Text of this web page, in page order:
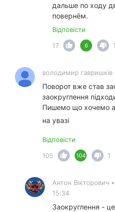
дальше по ходу
повернём.
Відповісти
17
6
володимир гавришків
Поворот вже став
заокруглення
Пишемо що хочемо
на увазі
Відповісти
105
104 1
Антон Вікторович •
15:34
Заокруглення -